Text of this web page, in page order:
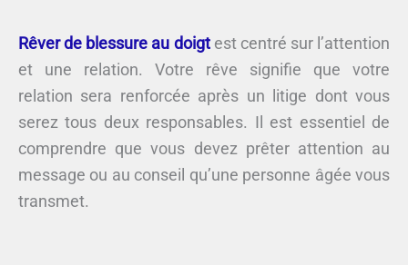
Rêver de blessure au doigtest centré sur l’attention
et une relation. Votre rêve signifie que votre
relation sera renforcée après un litige dont vous
serez tous deux responsables. Il est essentiel de
comprendre que vous devez prêter attention au
message ou au conseil qu’une personne âgée vous
transmet.